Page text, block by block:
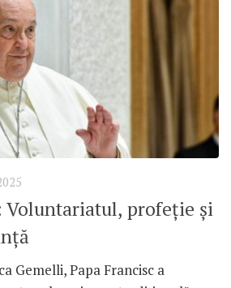
Voluntariatul, profeție și
Gemelli, Papa Francisc a